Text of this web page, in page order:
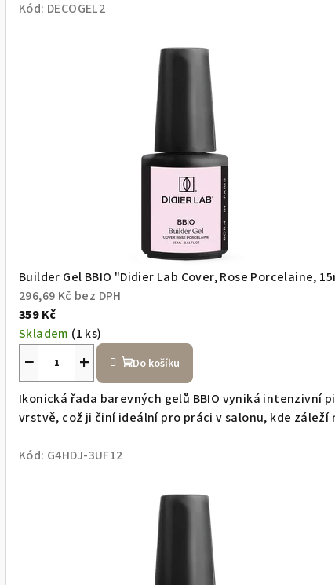
m
,
v
y
s
Kód: DECOGEL2
Builder Gel BBIO "Didier Lab Cover, Rose Porcelaine,
296,69 Kč bez DPH
359 Kč
Skladem (1 ks)
+
− Do košíku
Ikonická řada barevných gelů BBIO vyniká intenzivní
vrstvě, což ji činí ideální pro práci v salonu, kde záleží
Kód: G4HDJ-3UF12